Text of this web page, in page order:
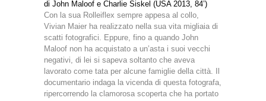
di John Maloof e Charlie Siskel (USA 2013, 84’)
Con la sua Rolleiflex sempre appesa al collo,
Vivian Maier ha realizzato nella sua vita migliaia di
scatti fotografici. Eppure, fino a quando John
Maloof non ha acquistato a un’asta i suoi vecchi
negativi, di lei si sapeva soltanto che aveva
lavorato come tata per alcune famiglie della città. Il
documentario indaga la vicenda di questa fotografa,
ripercorrendo la clamorosa scoperta che ha portato